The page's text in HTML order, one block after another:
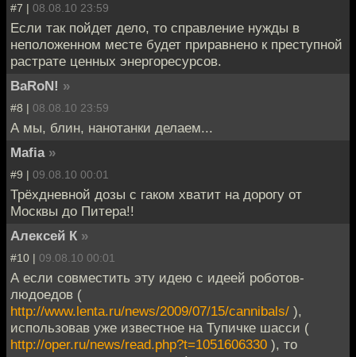
#7 | 08.08.10 23:59
Если так пойдет дело, то справление нужды в
неположенном месте будет приравнено к преступной
растрате ценных энергоресурсов.
BaRoN! »
#8 | 08.08.10 23:59
А мы, блин, нанотанки делаем...
Mafia »
#9 | 09.08.10 00:01
Трёхдневной дозы с гаком хватит на дорогу от
Москвы до Питера!!
Алексей К »
#10 | 09.08.10 00:01
А если совместить эту идею с идеей роботов-
людоедов (
http://www.lenta.ru/news/2009/07/15/cannibals/ ),
использовав уже известное на Тупичке шасси (
http://oper.ru/news/read.php?t=1051606330 ), то